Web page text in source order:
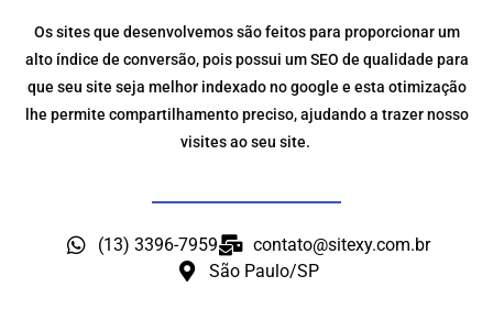
Os sites que desenvolvemos são feitos para proporcionar um
alto índice de conversão, pois possui um SEO de qualidade para
que seu site seja melhor indexado no google e esta otimização
lhe permite compartilhamento preciso, ajudando a trazer nosso
visites ao seu site.
(13) 3396-7959
contato@sitexy.com.br
São Paulo/SP